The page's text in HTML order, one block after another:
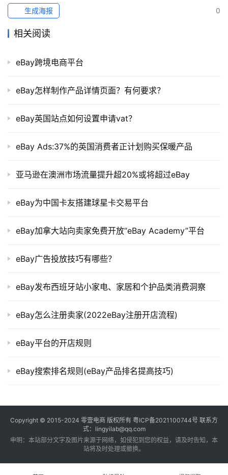
0
生成海报
相关阅读
eBay跨境电商平台
eBay怎样制作产品详情页面？有何要求？
eBay英国站点如何设置申请vat？
eBay Ads:37%的英国消费者正计划购买保暖产品
亚马逊在澳洲市场流量提升超20%或将超过eBay
eBay为中国卡友搭建球星卡交易平台
eBay加拿大站向卖家免费开放“eBay Academy”平台
eBay广告投放技巧有哪些？
eBay发布西班牙站小家电、家居和个护品类消费洞察
eBay怎么注册卖家(2022eBay注册开店流程)
eBay平台的开店规则
eBay搜索排名规则(eBay产品排名提高技巧)
Copyright © 2015-2024 零壹电商 版权所有 粤ICP备2021100744号 联系方
式：lingyilab@qq.com
申明：本站部分文字及图片来源于网络，如侵犯到您的权益，请及时告知，本
站将及时处理或撤换。